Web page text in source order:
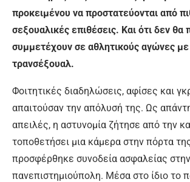
προκειμένου να προστατεύονται από
σεξουαλικές επιθέσεις. Και ότι δεν θα
συμμετέχουν σε αθλητικούς αγώνες με
τρανσέξουαλ.
Φοιτητικές διαδηλώσεις, αφίσες και
απαιτούσαν την απόλυσή της. Ως
απειλές, η αστυνομία ζήτησε από την
τοποθετήσει μια κάμερα στην πόρτα
προσφέρθηκε συνοδεία ασφαλείας στην
πανεπιστημιούπολη. Μέσα στο ίδιο το